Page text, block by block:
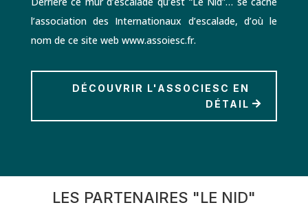
l’association des Internationaux d’escalade, d’où le
nom de ce site web www.assoiesc.fr.
DÉCOUVRIR L'ASSOCIESC EN
DÉTAIL
LES PARTENAIRES "LE NID"